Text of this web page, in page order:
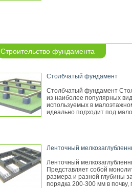
Строительство фундамента
Столбчатый фундамент
Столбчатый фундамент
из наиболее популярных
используемых в
идеально подходит под
Ленточный
Ленточный
Представляет собой
размера и разной глубины
порядка 200-300 мм в почву,